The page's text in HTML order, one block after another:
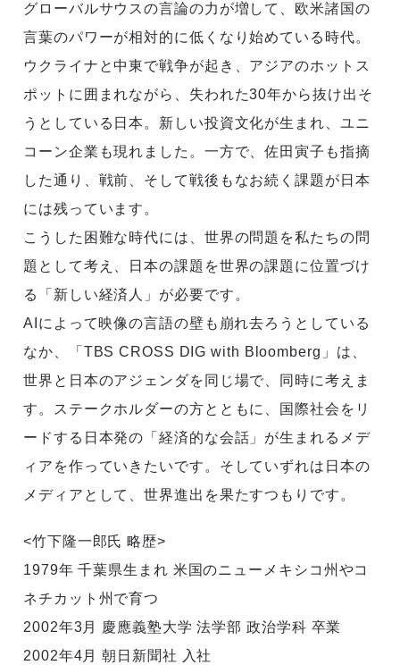
グローバルサウスの言論の力が増して、欧米諸国の
言葉のパワーが相対的に低くなり始めている時代。
ウクライナと中東で戦争が起き、アジアのホットス
ポットに囲まれながら、失われた30年から抜け出そ
うとしている日本。新しい投資文化が生まれ、ユニ
コーン企業も現れました。一方で、佐田寅子も指摘
した通り、戦前、そして戦後もなお続く課題が日本
には残っています。
こうした困難な時代には、世界の問題を私たちの問
題として考え、日本の課題を世界の課題に位置づけ
る「新しい経済人」が必要です。
AIによって映像の言語の壁も崩れ去ろうとしている
なか、「TBS CROSS DIG with Bloomberg」は、
世界と日本のアジェンダを同じ場で、同時に考えま
す。ステークホルダーの方とともに、国際社会をリ
ードする日本発の「経済的な会話」が生まれるメデ
ィアを作っていきたいです。そしていずれは日本の
メディアとして、世界進出を果たすつもりです。
<竹下隆一郎氏 略歴>
1979年 千葉県生まれ 米国のニューメキシコ州やコ
ネチカット州で育つ
2002年3月 慶應義塾大学 法学部 政治学科 卒業
2002年4月 朝日新聞社 入社